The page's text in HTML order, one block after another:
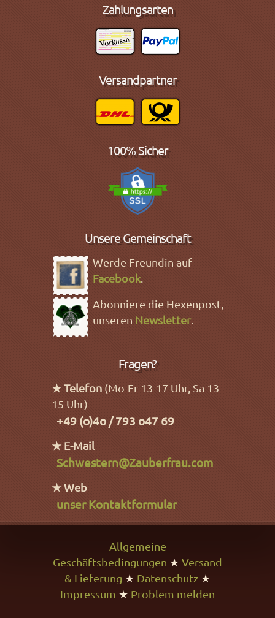
Zahlungsarten
Versandpartner
100% Sicher
Unsere Gemeinschaft
Werde Freundin auf
Facebook.
Abonniere die Hexenpost,
unseren Newsletter.
Fragen?
★ Telefon (Mo-Fr 13-17 Uhr, Sa 13-
15 Uhr)
+49 (o)4o / 793 o47 69
★ E-Mail
Schwestern@Zauberfrau.com
★ Web
unser Kontaktformular
Allgemeine
Geschäftsbedingungen ★ Versand
& Lieferung ★ Datenschutz ★
Impressum ★ Problem melden